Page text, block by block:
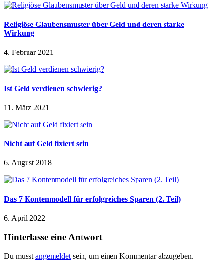
Religiöse Glaubensmuster über Geld und deren starke
Wirkung
4. Februar 2021
Ist Geld verdienen schwierig?
11. März 2021
Nicht auf Geld fixiert sein
6. August 2018
Das 7 Kontenmodell für erfolgreiches Sparen (2. Teil)
6. April 2022
Hinterlasse eine Antwort
Du musst angemeldet sein, um einen Kommentar abzugeben.